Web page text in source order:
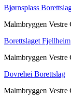
Bjørnsplass
Malmbryggen Vestre
Borettslaget Fjellheim
Malmbryggen Vestre
Dovrehei Borettslag
Malmbryggen Vestre